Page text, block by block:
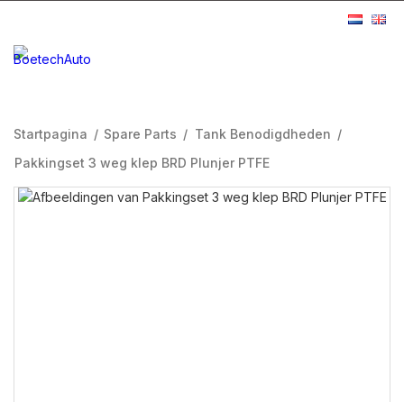
Startpagina / Spare Parts / Tank Benodigdheden /
Pakkingset 3 weg klep BRD Plunjer PTFE